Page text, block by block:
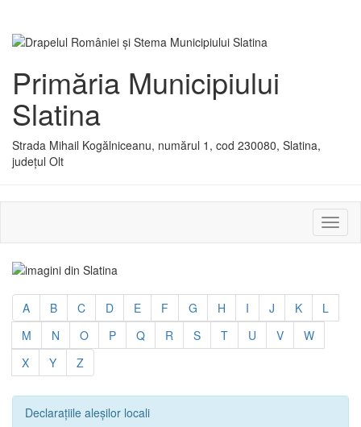
Primăria Municipiului
Slatina
Strada Mihail Kogălniceanu, numărul 1, cod 230080, Slatina,
județul Olt
sau
A B C D E F G H I J K
L
M
N O P Q R S T U V
W
X
Y Z
Declarațiile aleșilor locali